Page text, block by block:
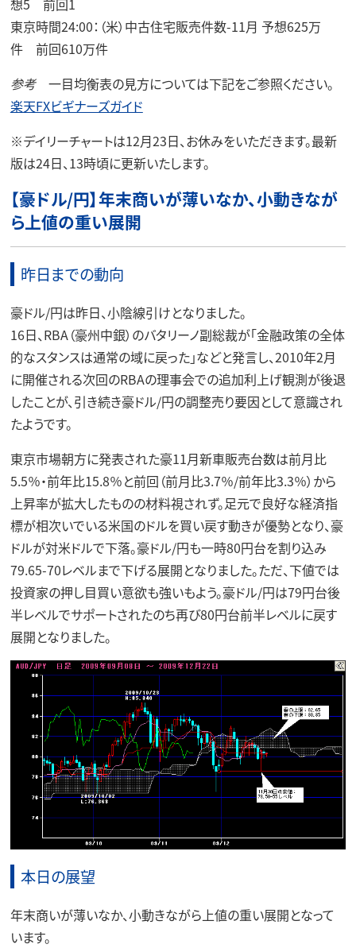
東京時間24:00：（米）中古住宅販売件数-11月 予想625万
件 前回610万件
参考一目均衡表の見方については下記をご参照ください。
楽天FXビギナーズガイド
※デイリーチャートは12月23日、お休みをいただきます。最新
版は24日、13時頃に更新いたします。
【豪ドル/円】年末商いが薄いなか、小動きなが
ら上値の重い展開
昨日までの動向
豪ドル/円は昨日、小陰線引けとなりました。
16日、RBA（豪州中銀）のバタリーノ副総裁が「金融政策の全体
的なスタンスは通常の域に戻った」などと発言し、2010年2月
に開催される次回のRBAの理事会での追加利上げ観測が後退
したことが、引き続き豪ドル/円の調整売り要因として意識され
たようです。
東京市場朝方に発表された豪11月新車販売台数は前月比
5.5％・前年比15.8％と前回（前月比3.7％/前年比3.3％）から
上昇率が拡大したものの材料視されず。足元で良好な経済指
標が相次いでいる米国のドルを買い戻す動きが優勢となり、豪
ドルが対米ドルで下落。豪ドル/円も一時80円台を割り込み
79.65-70レベルまで下げる展開となりました。ただ、下値では
投資家の押し目買い意欲も強いもよう。豪ドル/円は79円台後
半レベルでサポートされたのち再び80円台前半レベルに戻す
展開となりました。
本日の展望
年末商いが薄いなか、小動きながら上値の重い展開となって
います。